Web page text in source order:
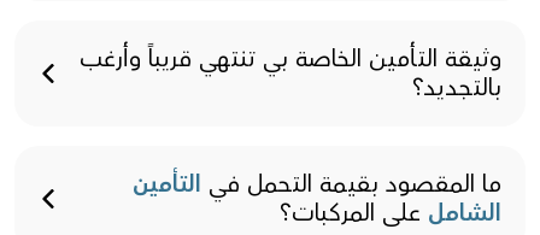
وثيقة التأمين الخاصة بي تنتهي قريباً وأرغب
بالتجديد؟
ما المقصود بقيمة التحمل في التأمين
الشامل